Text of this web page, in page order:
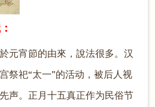
元宵節的由來，說法很多。汉
祭祀“太一”的活动，被后人视
声。正月十五真正作为民俗节